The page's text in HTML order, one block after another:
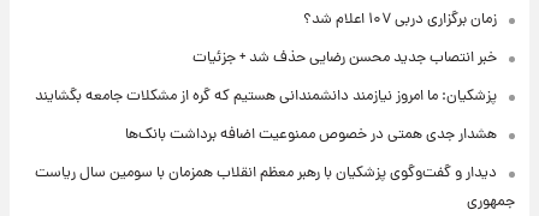
زمان برگزاری دربی ۱۰۷ اعلام شد؟
خبر انتصاب جدید محسن رضایی حذف شد + جزئیات
پزشکیان: ما امروز نیازمند دانشمندانی هستیم که گره از مشکلات جامعه بگشایند
هشدار جدی همتی در خصوص ممنوعیت اضافه ‌برداشت بانک‌ها
دیدار و گفت‌وگوی پزشکیان با رهبر معظم انقلاب همزمان با سومین سال ریاست
جمهوری